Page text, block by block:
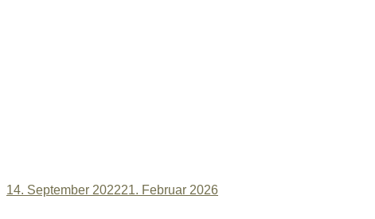
14. September 202221. Februar 2026